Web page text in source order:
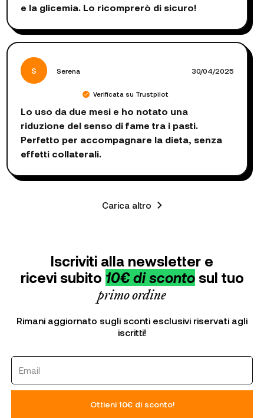
e la glicemia. Lo ricomprerò di sicuro!
S Serena 30/04/2025
Verificata su Trustpilot
Lo uso da due mesi e ho notato una
riduzione del senso di fame tra i pasti.
Perfetto per accompagnare la dieta, senza
effetti collaterali.
Carica altro
Iscriviti alla newsletter e
ricevi subito 10€ di scontosul tuo
primo ordine
Rimani aggiornato sugli sconti esclusivi riservati agli
iscritti!
Ottieni 10€ di sconto!